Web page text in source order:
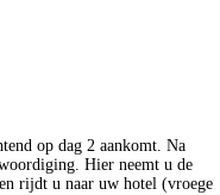
op dag 2 aankomt. Na
Hier neemt u de
rijdt u naar uw hotel (vroege